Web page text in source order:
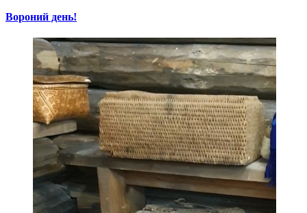
Вороний день!